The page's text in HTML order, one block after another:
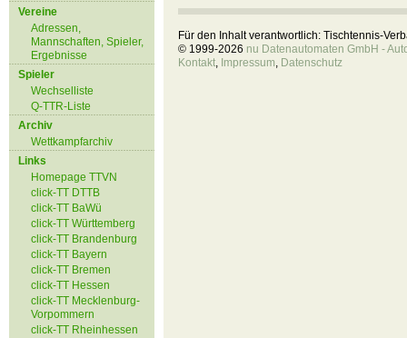
Vereine
Adressen,
Mannschaften, Spieler,
Ergebnisse
Spieler
Wechselliste
Q-TTR-Liste
Archiv
Wettkampfarchiv
Links
Homepage TTVN
click-TT DTTB
click-TT BaWü
click-TT Württemberg
click-TT Brandenburg
click-TT Bayern
click-TT Bremen
click-TT Hessen
click-TT Mecklenburg-
Vorpommern
click-TT Rheinhessen
Für den Inhalt verantwortlich: Tischtennis-
© 1999-2026 nu Datenautomaten GmbH -
Kontakt, Impressum, Datenschutz